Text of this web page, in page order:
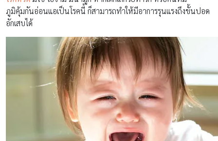
ภูมิคุ้มกันอ่อนแอเป็นโรคนี้ ก็สามารถทำให้มีอาการรุนแรงถึงขั้นปอด
อักเสบได้